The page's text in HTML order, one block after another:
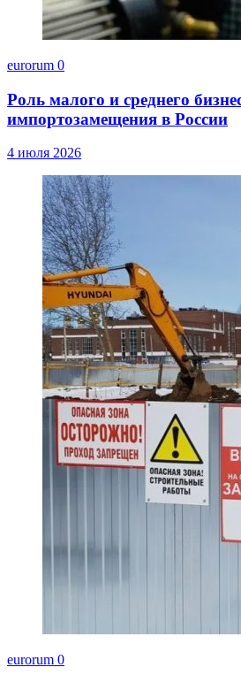
eurorum 0
Роль малого и среднего
импортозамещения в России
4 июля 2026
eurorum 0